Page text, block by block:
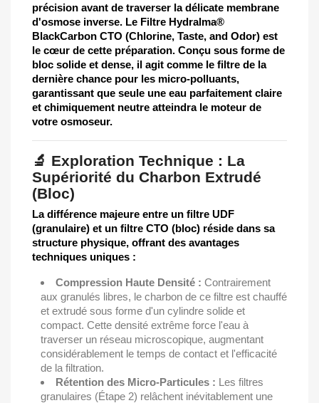
précision avant de traverser la délicate membrane
d'osmose inverse. Le Filtre Hydralma®
BlackCarbon CTO (Chlorine, Taste, and Odor) est
le cœur de cette préparation. Conçu sous forme de
bloc solide et dense, il agit comme le filtre de la
dernière chance pour les micro-polluants,
garantissant que seule une eau parfaitement claire
et chimiquement neutre atteindra le moteur de
votre osmoseur.
🔬 Exploration Technique : La
Supériorité du Charbon Extrudé
(Bloc)
La différence majeure entre un filtre UDF
(granulaire) et un filtre CTO (bloc) réside dans sa
structure physique, offrant des avantages
techniques uniques :
Compression Haute Densité : Contrairement
aux granulés libres, le charbon de ce filtre est chauffé
et extrudé sous forme d'un cylindre solide et
compact. Cette densité extrême force l'eau à
traverser un réseau microscopique, augmentant
considérablement le temps de contact et l'efficacité
de la filtration.
Rétention des Micro-Particules : Les filtres
granulaires (Étape 2) relâchent inévitablement une